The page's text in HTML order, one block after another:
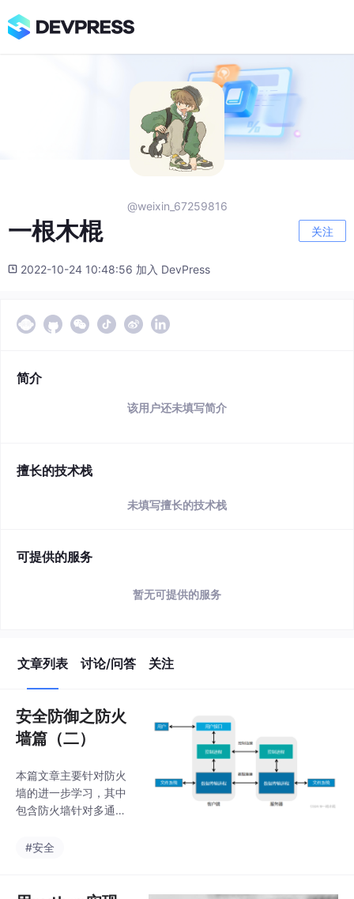
@weixin_67259816
一根木棍 关注
2022-10-24 10:48:56 加入 DevPress
简介
该用户还未填写简介
擅长的技术栈
未填写擅长的技术栈
可提供的服务
暂无可提供的服务
文章列表 讨论/问答 关注
安全防御之防火
墙篇（二）
本篇文章主要针对防火
墙的进一步学习，其中
包含防火墙针对多通道
防火墙的双机热备技术-
#安全